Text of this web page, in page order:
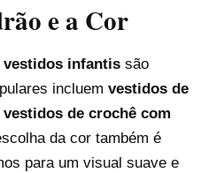
e a Cor
vestidos infantis são
incluem vestidos de
vestidos de crochê com
da cor também é
para um visual suave e